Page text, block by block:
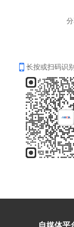
长按或扫码识
自媒体平